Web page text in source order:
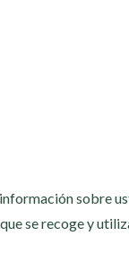
sobre
se recoge y